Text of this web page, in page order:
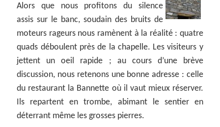
Alors que nous profitons du silence
assis sur le banc, soudain des bruits de
moteurs rageurs nous ramènent à la réalité : quatre
quads déboulent près de la chapelle. Les visiteurs y
jettent un oeil rapide ; au cours d’une brève
discussion, nous retenons une bonne adresse : celle
du restaurant la Bannette où il vaut mieux réserver.
Ils repartent en trombe, abimant le sentier en
déterrant même les grosses pierres.